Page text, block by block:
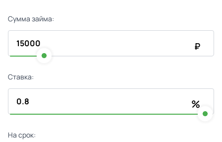
Сумма займа:
₽
Ставка:
%
На срок: